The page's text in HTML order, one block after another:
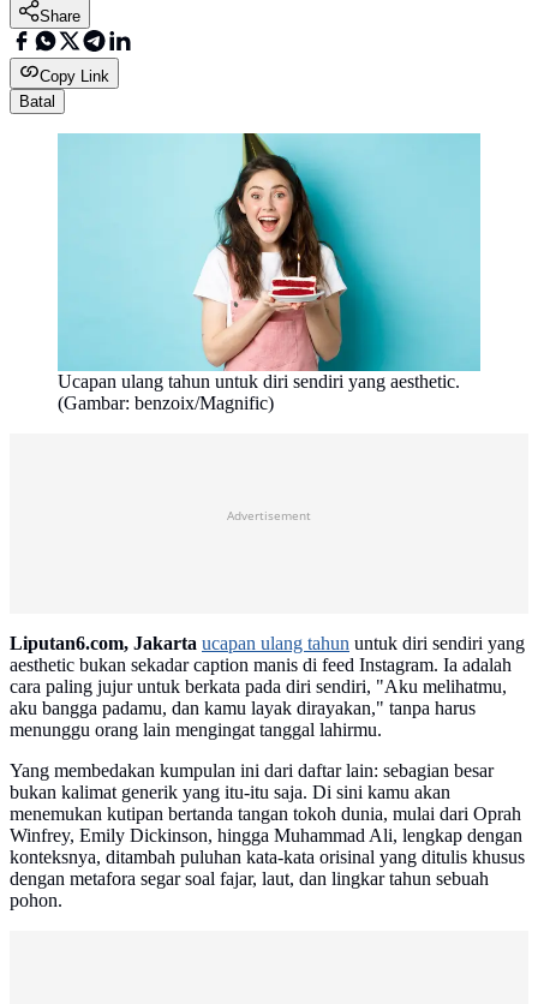
Share
Copy Link
Batal
Ucapan ulang tahun untuk diri sendiri yang aesthetic.
(Gambar: benzoix/Magnific)
Advertisement
Liputan6.com, Jakarta ucapan ulang tahun untuk diri sendiri yang
aesthetic bukan sekadar caption manis di feed Instagram. Ia adalah
cara paling jujur untuk berkata pada diri sendiri, "Aku melihatmu,
aku bangga padamu, dan kamu layak dirayakan," tanpa harus
menunggu orang lain mengingat tanggal lahirmu.
Yang membedakan kumpulan ini dari daftar lain: sebagian besar
bukan kalimat generik yang itu-itu saja. Di sini kamu akan
menemukan kutipan bertanda tangan tokoh dunia, mulai dari Oprah
Winfrey, Emily Dickinson, hingga Muhammad Ali, lengkap dengan
konteksnya, ditambah puluhan kata-kata orisinal yang ditulis khusus
dengan metafora segar soal fajar, laut, dan lingkar tahun sebuah
pohon.